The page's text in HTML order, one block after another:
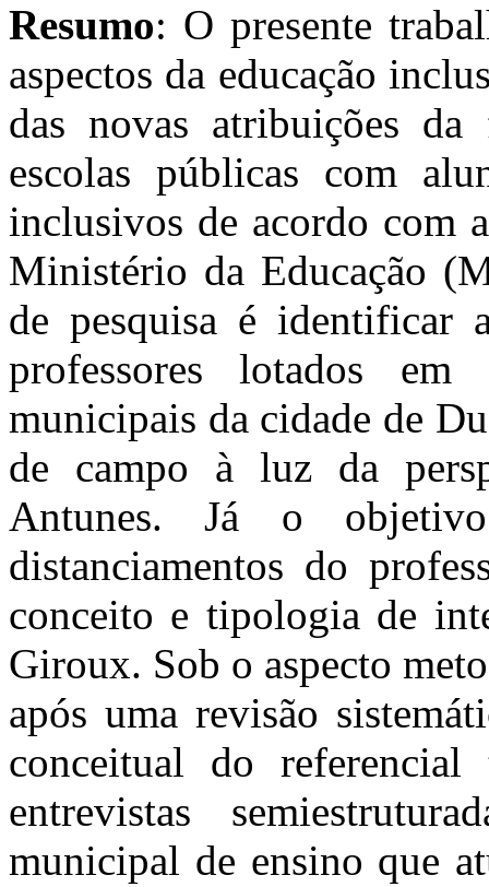
Resumo: O presente
aspectos da educação
das novas atribuições
escolas públicas com
inclusivos de acordo com
Ministério da Educação
de pesquisa é identificar
professores lotados
municipais da cidade de
de campo à luz da
Antunes. Já o
distanciamentos do
conceito e tipologia de
Giroux. Sob o aspecto
após uma revisão
conceitual do
entrevistas
municipal de ensino que